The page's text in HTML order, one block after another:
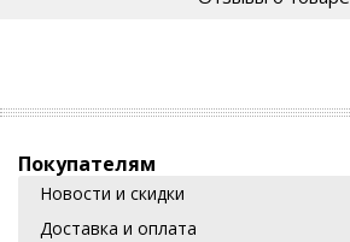
Покупателям
Новости и скидки
Доставка и оплата